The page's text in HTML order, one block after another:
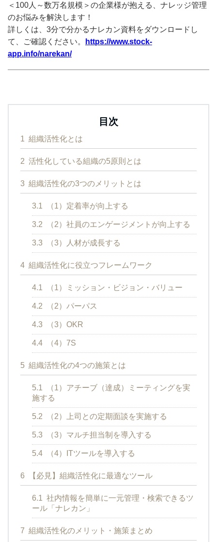
＜100人～数万名規模＞の企業様が抱える、ナレッジ管理
のお悩みを解決します！
詳しくは、3分で分かるナレカン資料をダウンロードし
て、ご確認ください。
https://www.stock-
app.info/narekan/
目次
1 組織活性化とは
2 活性化している組織の5原則とは
3 組織活性化の3つのメリットとは
3.1 （1）定着率が向上する
3.2 （2）社員のエンゲージメントが向上する
3.3 （3）人材が成長する
4 組織活性化に役立つフレームワーク
4.1 （1）ミッション・ビジョン・バリュー
4.2 （2）パーパス
4.3 （3）OKR
4.4 （4）7S
5 組織活性化の4つの施策とは
5.1
（1）アチーブ（達成）ミーティングを実
施する
5.2 （2）上司との定期面談を実施する
5.3 （3）マルチ担当制を導入する
5.4 （4）ITツールを導入する
6 【必見】組織活性化に最適なツール
6.1 社内情報を簡単に一元管理・検索できるツ
ール「ナレカン」
7 組織活性化のメリット・施策まとめ